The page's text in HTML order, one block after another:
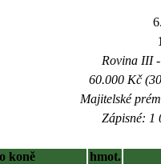
Rovina III
60.000 Kč
Majitelské
Zápisné: 1
koně
hmot.